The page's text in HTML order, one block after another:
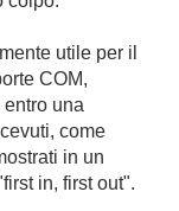
utile per il
COM,
una
come
in un
in, first out".